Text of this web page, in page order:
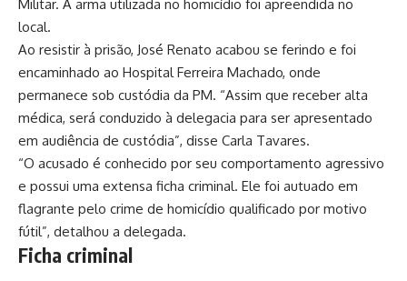
Militar. A arma utilizada no homicídio foi apreendida no
local.
Ao resistir à prisão, José Renato acabou se ferindo e foi
encaminhado ao Hospital Ferreira Machado, onde
permanece sob custódia da PM. “Assim que receber alta
médica, será conduzido à delegacia para ser apresentado
em audiência de custódia”, disse Carla Tavares.
“O acusado é conhecido por seu comportamento agressivo
e possui uma extensa ficha criminal. Ele foi autuado em
flagrante pelo crime de homicídio qualificado por motivo
fútil”, detalhou a delegada.
Ficha criminal